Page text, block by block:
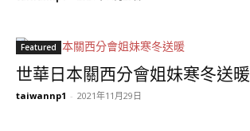
Featured
世華日本關西分會姐妹寒冬送暖
taiwannp1 - 2021年11月29日